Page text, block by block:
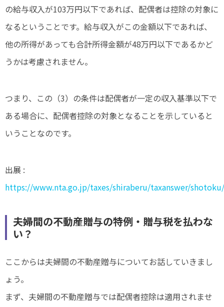
の給与収入が103万円以下であれば、配偶者は控除の対象に
なるということです。給与収入がこの金額以下であれば、
他の所得があっても合計所得金額が48万円以下であるかど
うかは考慮されません。
つまり、この（3）の条件は配偶者が一定の収入基準以下で
ある場合に、配偶者控除の対象となることを示していると
いうことなのです。
出展 :
https://www.nta.go.jp/taxes/shiraberu/taxanswer/
夫婦間の不動産贈与の特例・贈与税を払わな
い？
ここからは夫婦間の不動産贈与についてお話していきまし
ょう。
まず、夫婦間の不動産贈与では配偶者控除は適用されませ